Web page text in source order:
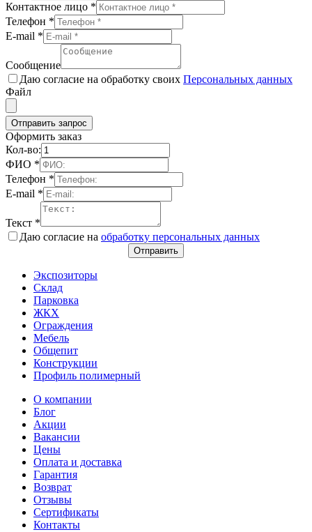
Контактное лицо *
Телефон *
E-mail *
Сообщение
Даю согласие на обработку своих Персональных данных
Файл
Отправить запрос
Оформить заказ
Кол-во:
ФИО *
Телефон *
E-mail *
Текст *
Даю согласие на обработку персональных данных
Отправить
Экспозиторы
Склад
Парковка
ЖКХ
Ограждения
Мебель
Общепит
Конструкции
Профиль полимерный
О компании
Блог
Акции
Вакансии
Цены
Оплата и доставка
Гарантия
Возврат
Отзывы
Сертификаты
Контакты